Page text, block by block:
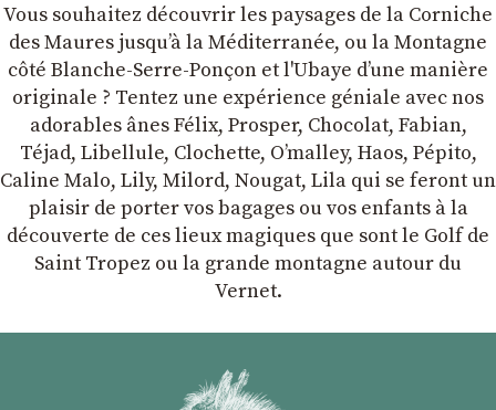
Vous souhaitez découvrir les paysages de la Corniche
des Maures jusqu’à la Méditerranée, ou la Montagne
côté Blanche-Serre-Ponçon et l'Ubaye dʼune manière
originale ? Tentez une expérience géniale avec nos
adorables ânes Félix, Prosper, Chocolat, Fabian,
Téjad, Libellule, Clochette, Oʼmalley, Haos, Pépito,
Caline Malo, Lily, Milord, Nougat, Lila qui se feront un
plaisir de porter vos bagages ou vos enfants à la
découverte de ces lieux magiques que sont le Golf de
Saint Tropez ou la grande montagne autour du
Vernet.